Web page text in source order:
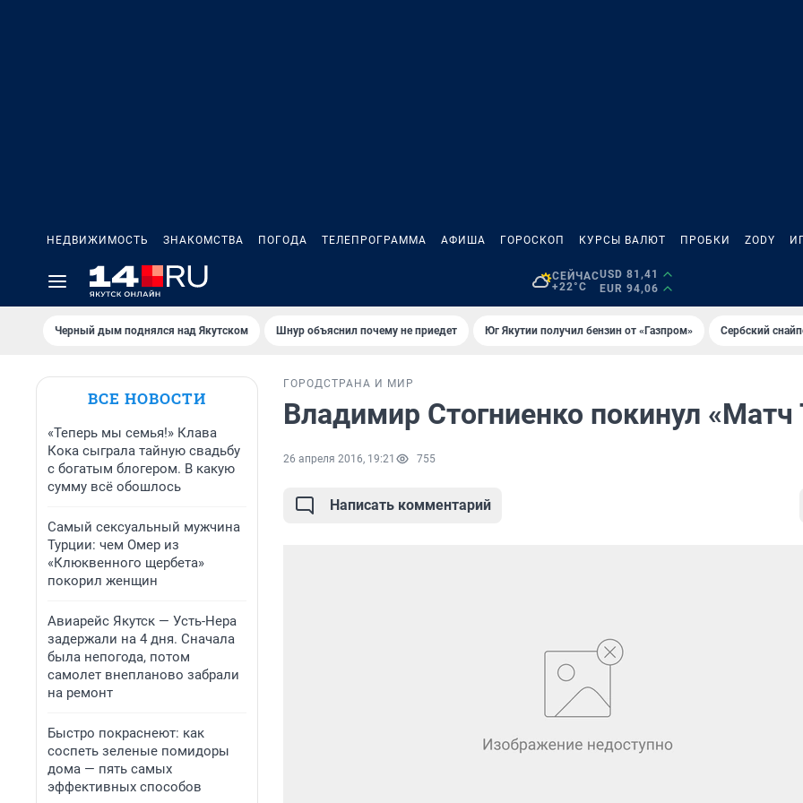
НЕДВИЖИМОСТЬ ЗНАКОМСТВА ПОГОДА ТЕЛЕПРОГРАММА АФИША ГОРОСКОП КУРСЫ ВАЛЮТ ПРОБКИ ZODY
СЕЙЧАС
+22°C
USD 81,41
EUR 94,06
Черный дым поднялся над Якутском Шнур объяснил почему не приедет Юг Якутии получил бензин от «Газпром» Сербский
ВСЕ НОВОСТИ
«Теперь мы семья!» Клава
Кока сыграла тайную свадьбу
с богатым блогером. В какую
сумму всё обошлось
Самый сексуальный мужчина
Турции: чем Омер из
«Клюквенного щербета»
покорил женщин
Авиарейс Якутск — Усть-Нера
задержали на 4 дня. Сначала
была непогода, потом
самолет внепланово забрали
на ремонт
Быстро покраснеют: как
соспеть зеленые помидоры
дома — пять самых
эффективных способов
ГОРОДСТРАНА И МИР
Владимир Стогниенко покинул «Матч
26 апреля 2016, 19:21 755
Написать комментарий